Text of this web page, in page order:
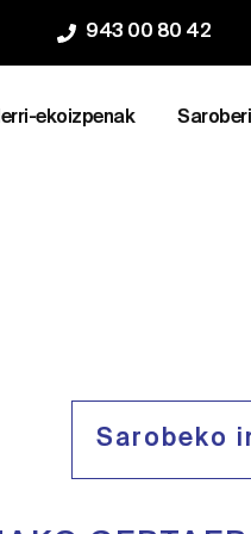
943 00 80 42
ekoizpenak
Sarobeko